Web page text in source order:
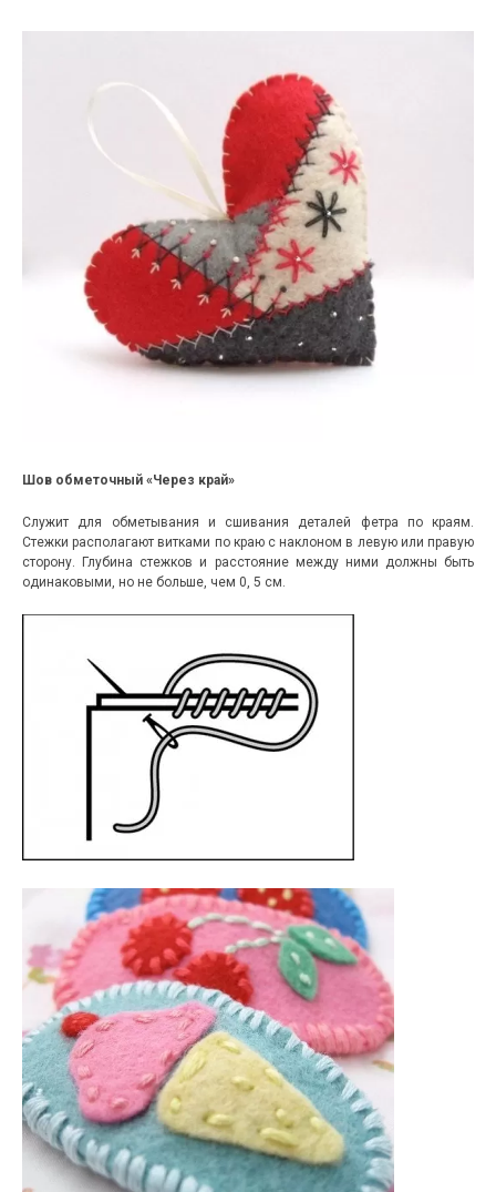
Шов обметочный «Через край»
Служит для обметывания и сшивания деталей фетра по краям.
Стежки располагают витками по краю с наклоном в левую или правую
сторону. Глубина стежков и расстояние между ними должны быть
одинаковыми, но не больше, чем 0, 5 см.